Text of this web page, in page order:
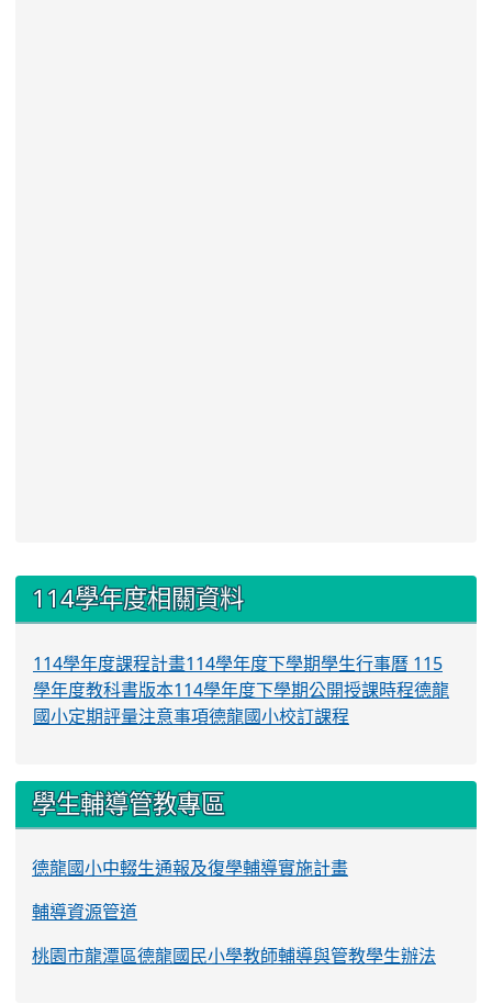
::: 114學年度相關資料
114學年度課程計畫114學年度下學期學生行事曆 115
學年度教科書版本114學年度下學期公開授課時程德龍
國小定期評量注意事項德龍國小校訂課程
學生輔導管教專區
德龍國小中輟生通報及復學輔導實施計畫
輔導資源管道
桃園市龍潭區德龍國民小學教師輔導與管教學生辦法